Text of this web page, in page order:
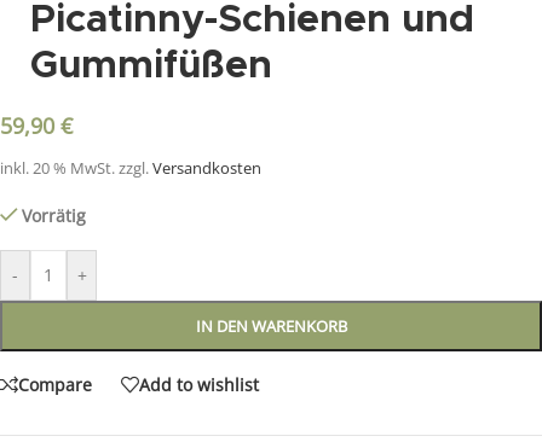
Picatinny-Schienen und
Gummifüßen
59,90 €
inkl. 20 % MwSt.zzgl.Versandkosten
Vorrätig
- +
IN DEN WARENKORB
Compare Add to wishlist